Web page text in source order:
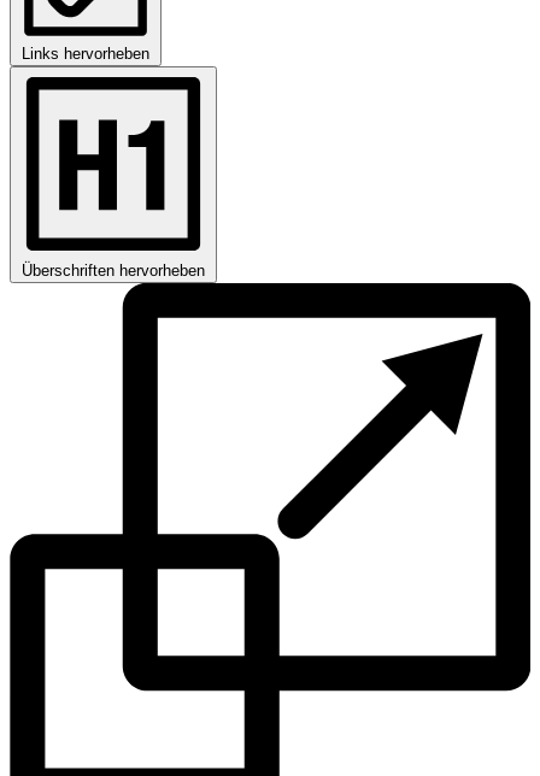
Links hervorheben
Überschriften hervorheben